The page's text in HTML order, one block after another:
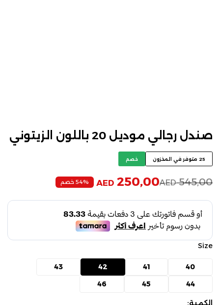
صندل رجالي موديل 20 باللون الزيتوني
25 متوفر في المخزون خصم
AED545,00
AED 250,00 54% خصم
Size
40
41
42
43
44
45
46
الكمية: